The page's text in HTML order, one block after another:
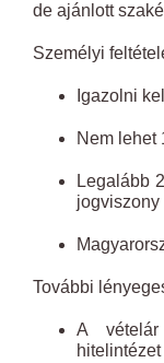
de ajánlott
Személyi
Igazolni
Nem lehet
Legalább
jogviszony
További
A